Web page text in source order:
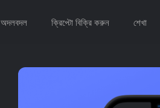
অদলবদল ক্রিপ্টো বিক্রি করুন শেখা